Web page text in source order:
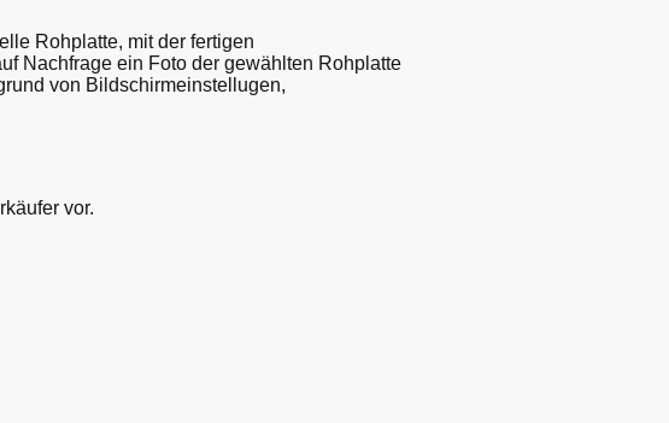
vor.
Rohplatte, mit der fertigen
Nachfrage ein Foto der gewählten Rohplatte
von Bildschirmeinstellugen,